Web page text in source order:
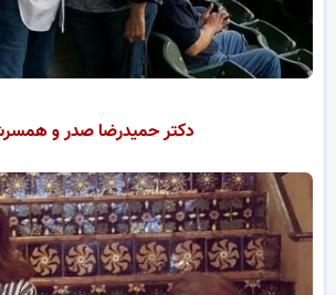
دکتر حمیدرضا صدر و